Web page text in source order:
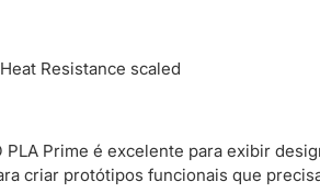
PLA Prime é excelente para exibir
criar protótipos funcionais que